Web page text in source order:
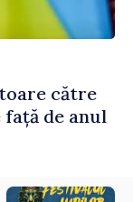
către
de anul